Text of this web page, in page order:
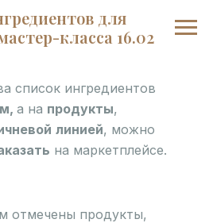
для
класса 16.02
список ингредиентов
а на продукты,
линией, можно
на маркетплейсе.
отмечены продукты,